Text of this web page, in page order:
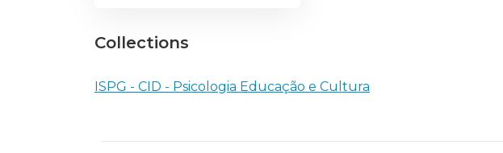
Collections
ISPG - CID - Psicologia Educação e Cultura